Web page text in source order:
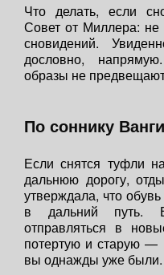
Что делать, если
Совет от Миллера: не
сновидений.
дословно,
образы не
По соннику Ванги
Если снятся туфли
дальнюю дорогу,
утверждала, что
в дальний путь.
отправляться в
потертую и старую —
вы однажды уже были.